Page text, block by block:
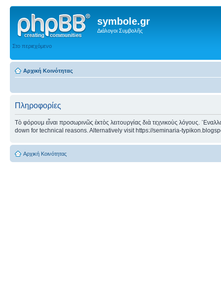
symbole.gr
Διάλογοι Συμβολῆς
Στο περιεχόμενο
Αρχική Κοινότητας
Πληροφορίες
Τὸ φόρουμ εἶναι προσωρινῶς ἐκτὸς λειτουργίας διὰ τεχνικοὺς λόγους.
down for technical reasons. Alternatively visit https://seminaria-
Αρχική Κοινότητας